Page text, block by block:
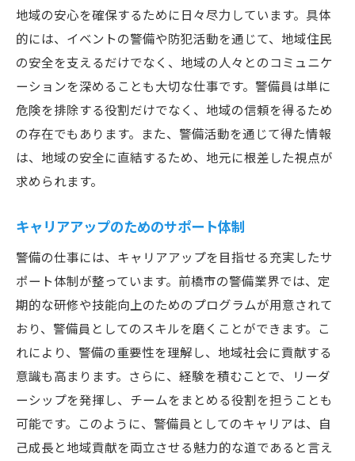
地域の安心を確保するために日々尽力しています。具体
的には、イベントの警備や防犯活動を通じて、地域住民
の安全を支えるだけでなく、地域の人々とのコミュニケ
ーションを深めることも大切な仕事です。警備員は単に
危険を排除する役割だけでなく、地域の信頼を得るため
の存在でもあります。また、警備活動を通じて得た情報
は、地域の安全に直結するため、地元に根差した視点が
求められます。
キャリアアップのためのサポート体制
警備の仕事には、キャリアアップを目指せる充実したサ
ポート体制が整っています。前橋市の警備業界では、定
期的な研修や技能向上のためのプログラムが用意されて
おり、警備員としてのスキルを磨くことができます。こ
れにより、警備の重要性を理解し、地域社会に貢献する
意識も高まります。さらに、経験を積むことで、リーダ
ーシップを発揮し、チームをまとめる役割を担うことも
可能です。このように、警備員としてのキャリアは、自
己成長と地域貢献を両立させる魅力的な道であると言え